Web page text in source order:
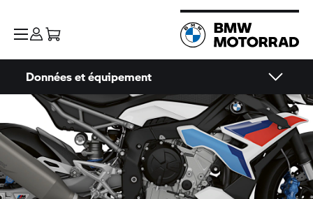
Données et équipement